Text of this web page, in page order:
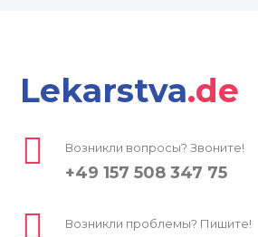
Lekarstva.de
Возникли вопросы? Звоните!
+49 157 508 347 75
Возникли проблемы? Пишите!